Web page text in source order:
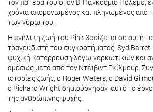
τον πατέρα του στον Β' Παγκόσμιο Πόλεμο,
χρόνια απομονωμένος και πληγωμένος από
των γύρω του.
Η ενήλικη ζωή του Pink βασίζεται σε αυτή
τραγουδιστή του συγκροτήματος Syd
ψυχική κατάρρευση λόγω ναρκωτικών και
αμέσως μετά από τον Ντέιβιντ Γκίλμουρ.
ιστορίες ζωής, ο Roger Waters, ο David
ο Richard Wright δημιούργησαν αυτό το
της ανθρώπινης ψυχής.